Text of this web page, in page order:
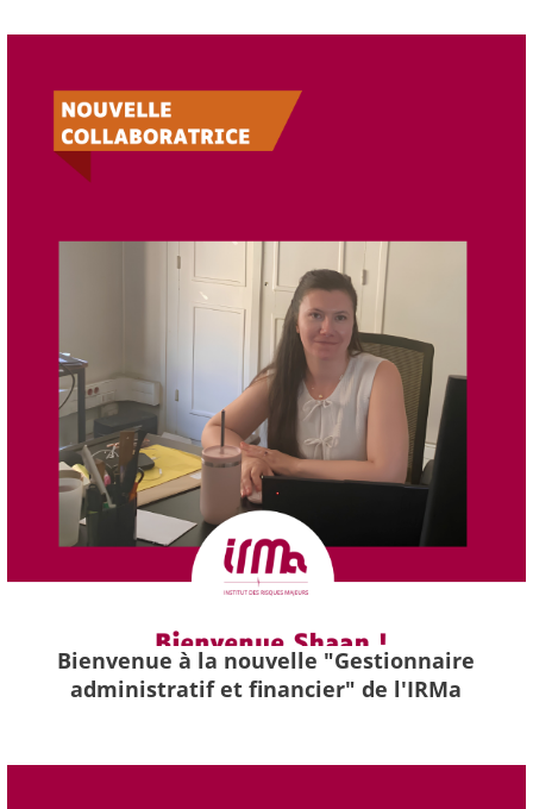
Bienvenue à la nouvelle "Gestionnaire
administratif et financier" de l'IRMa